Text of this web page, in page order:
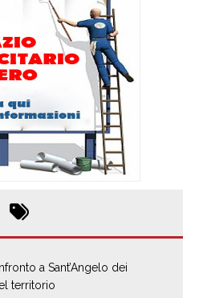
a Sant’Angelo dei
territorio